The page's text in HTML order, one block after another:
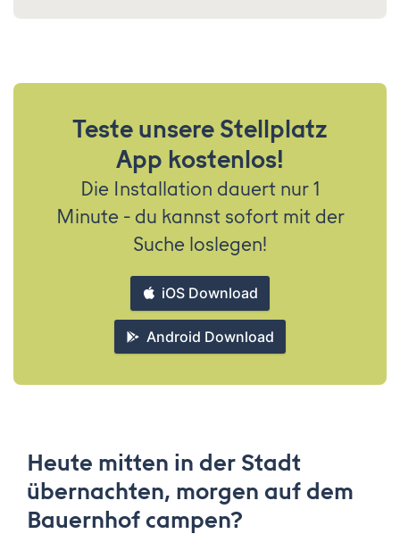
Teste unsere Stellplatz
App kostenlos!
Die Installation dauert nur 1
Minute - du kannst sofort mit der
Suche loslegen!
iOS Download
Android Download
Heute mitten in der Stadt
übernachten, morgen auf dem
Bauernhof campen?